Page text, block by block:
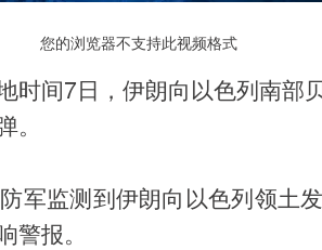
您的浏览器不支持此视频格式
时间7日，伊朗向以色列南部
军监测到伊朗向以色列领土
报。